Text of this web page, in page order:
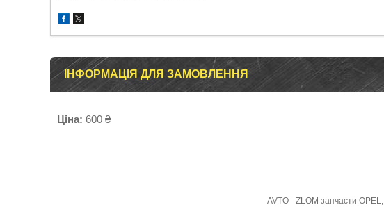
ІНФОРМАЦІЯ ДЛЯ ЗАМОВЛЕННЯ
Ціна: 600 ₴